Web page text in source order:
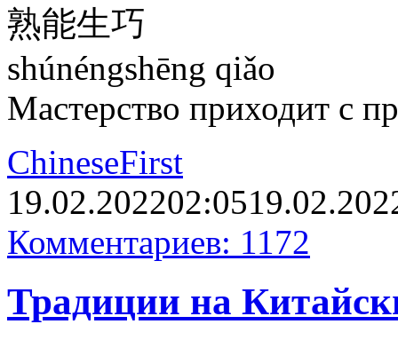
熟能生巧
shúnéngshēng qiǎo
Мастерство приходит с
ChineseFirst
19.02.202202:05
Комментариев: 1172
Традиции на